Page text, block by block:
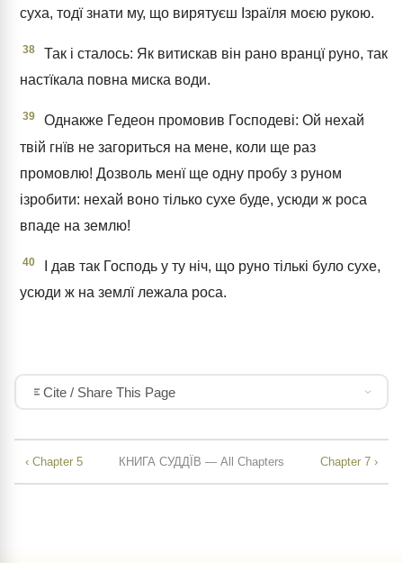
суха, тодї знати му, що вирятуєш Ізраїля моєю рукою.
38
Так і сталось: Як витискав він рано вранцї руно, так
настїкала повна миска води.
39
Однакже Гедеон промовив Господеві: Ой нехай
твій гнїв не загориться на мене, коли ще раз
промовлю! Дозволь менї ще одну пробу з руном
ізробити: нехай воно тілько сухе буде, усюди ж роса
впаде на землю!
40
І дав так Господь у ту ніч, що руно тількі було сухе,
усюди ж на землї лежала роса.
Cite / Share This Page
‹ Chapter 5 КНИГА СУДДЇВ — All Chapters Chapter 7 ›